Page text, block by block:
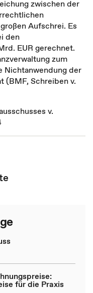
zwischen der
Aufschrei. Es
den
EUR gerechnet.
zum
Nichtanwendung der
(BMF, Schreiben v.
v.
für die Praxis